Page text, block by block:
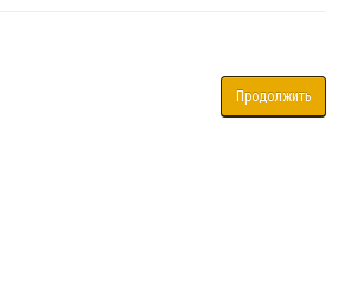
Продолжить